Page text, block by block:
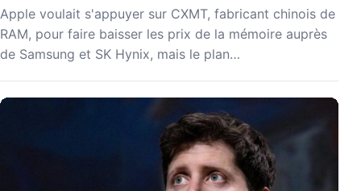
Apple voulait s'appuyer sur CXMT, fabricant chinois de
RAM, pour faire baisser les prix de la mémoire auprès
de Samsung et SK Hynix, mais le plan…